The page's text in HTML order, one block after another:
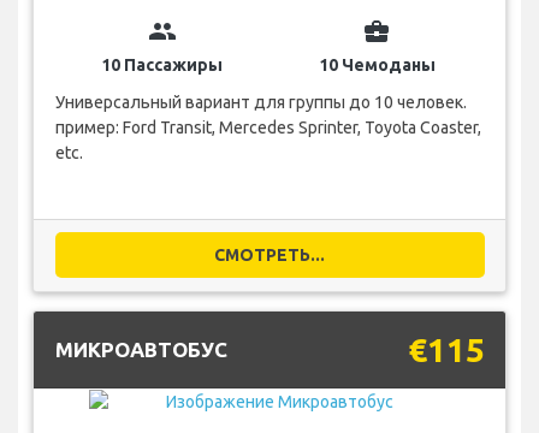
group
10 Пассажиры
business_center
10 Чемоданы
Универсальный вариант для группы до 10 человек.
пример: Ford Transit, Mercedes Sprinter, Toyota Coaster,
etc.
СМОТРЕТЬ...
МИКРОАВТОБУС €115